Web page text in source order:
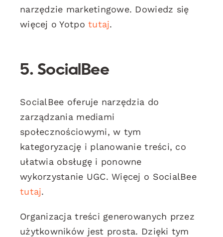
narzędzie marketingowe. Dowiedz się
więcej o Yotpotutaj.
5. SocialBee
SocialBee oferuje narzędzia do
zarządzania mediami
społecznościowymi, w tym
kategoryzację i planowanie treści, co
ułatwia obsługę i ponowne
wykorzystanie UGC. Więcej o SocialBee
tutaj.
Organizacja treści generowanych przez
użytkowników jest prosta. Dzięki tym